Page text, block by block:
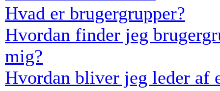
Hvad er brugergrupper?
Hvordan finder jeg
mig?
Hvordan bliver jeg leder af